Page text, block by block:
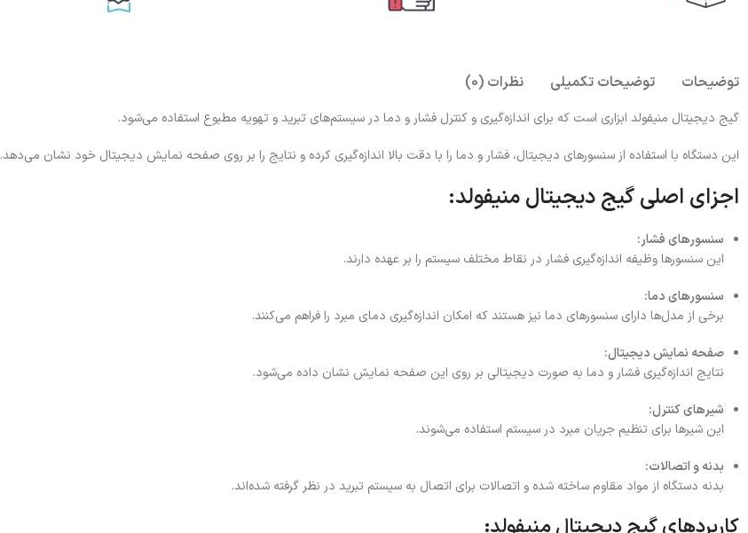
توضیحات توضیحات تکمیلی نظرات (0)
گیج دیجیتال منیفولد ابزاری است که برای اندازه‌گیری و کنترل فشار و دما در سیستم‌های تبرید و تهویه مطبوع استفاده می‌شود.
این دستگاه با استفاده از سنسورهای دیجیتال، فشار و دما را با دقت بالا اندازه‌گیری کرده و نتایج را بر روی صفحه نمایش دیجیتال خود نشان می‌دهد.
اجزای اصلی گیج دیجیتال منیفولد:
سنسورهای فشار:
این سنسورها وظیفه اندازه‌گیری فشار در نقاط مختلف سیستم را بر عهده دارند.
سنسورهای دما:
برخی از مدل‌ها دارای سنسورهای دما نیز هستند که امکان اندازه‌گیری دمای مبرد را فراهم می‌کنند.
صفحه نمایش دیجیتال:
نتایج اندازه‌گیری فشار و دما به صورت دیجیتالی بر روی این صفحه نمایش نشان داده می‌شود.
شیرهای کنترل:
این شیرها برای تنظیم جریان مبرد در سیستم استفاده می‌شوند.
بدنه و اتصالات:
بدنه دستگاه از مواد مقاوم ساخته شده و اتصالات برای اتصال به سیستم تبرید در نظر گرفته شده‌اند.
کاربردهای گیج دیجیتال منیفولد: